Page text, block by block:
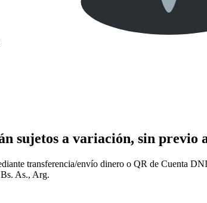
sujetos a variación, sin previo
transferencia/envío dinero o QR de Cuenta
As., Arg.